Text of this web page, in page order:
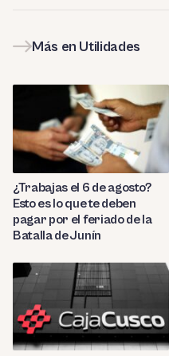
Más en Utilidades
¿Trabajas el 6 de agosto?
Esto es lo que te deben
pagar por el feriado de la
Batalla de Junín